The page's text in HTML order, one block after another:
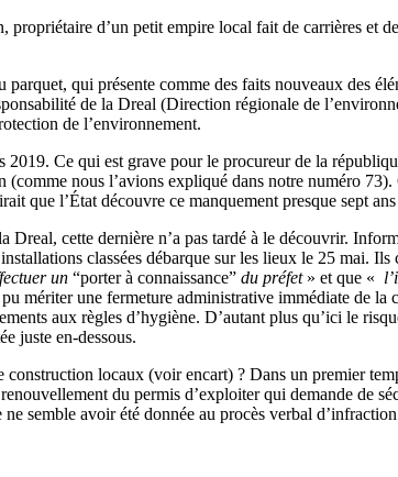
propriétaire d’un petit empire local fait de carrières et
qui présente comme des faits nouveaux des
de la Dreal (Direction régionale de
de l’environnement.
Ce qui est grave pour le procureur de la
nous l’avions expliqué dans notre numéro 73).
que l’État découvre ce manquement presque sept
cette dernière n’a pas tardé à le découvrir.
classées débarque sur les lieux le 25 mai. Ils
un “porter à connaissance” du préfet» et que «
mériter une fermeture administrative immédiate de la
aux règles d’hygiène. D’autant plus qu’ici le
juste en-dessous.
construction locaux (voir encart) ? Dans un premier
du permis d’exploiter qui demande de
semble avoir été donnée au procès verbal